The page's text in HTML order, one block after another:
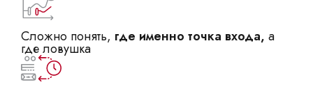
Сложно понять, где именно точка входа, а
где ловушка